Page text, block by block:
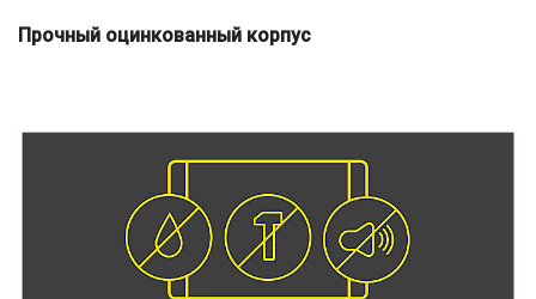
Прочный оцинкованный корпус